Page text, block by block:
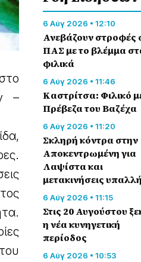
–
6 Αύγ 2026 • 12:10
Ανεβάζουν στροφές
ΠΑΣ με το βλέμμα
φιλικά
6 Αύγ 2026 • 11:46
Καστρίτσα: Φιλικό
Πρέβεζα του Βαζέχα
6 Αύγ 2026 • 11:20
Σκληρή κόντρα στην
Αποκεντρωμένη για
Λαψίστα και
μετακινήσεις
6 Αύγ 2026 • 11:15
Στις 20 Αυγούστου
η νέα κυνηγετική
περίοδος
6 Αύγ 2026 • 10:53